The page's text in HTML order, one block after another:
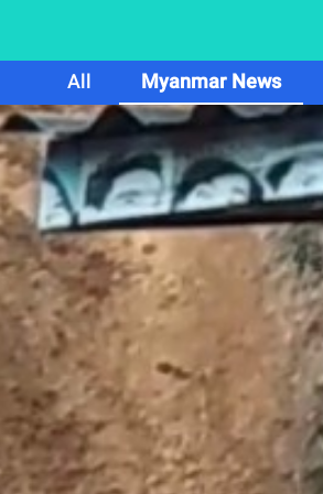
All
Myanmar News